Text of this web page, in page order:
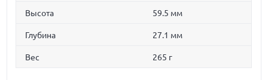
Высота 59.5 мм
Глубина 27.1 мм
Вес 265 г